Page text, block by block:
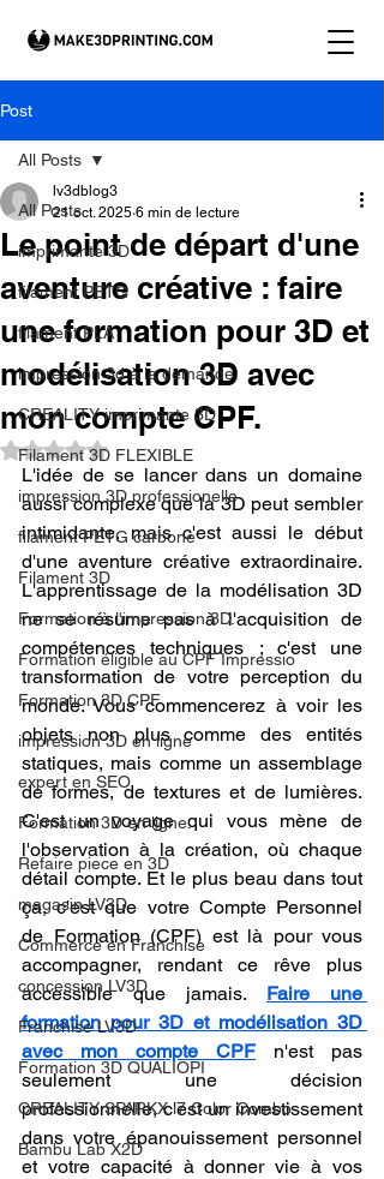
Post
All Posts
imprimante 3D
filament PETG
filament PLA
impression 3d à la demande.
CREALITY imprimante 3D
Filament 3D FLEXIBLE
impression 3D professionelle
filament PETG carbone
Filament 3D
Formation à l'impression 3D.
Formation éligible au CPF Impressio
Formation 3D CPF
impression 3D en ligne
expert en SEO
Formation 3D en ligne.
Refaire piece en 3D
magasin LV3D
Commerce en Franchise
concession LV3D
Franchise LV3D
Formation 3D QUALIOPI
CREALITY SPARKX i7 Color Combo
Bambu Lab X2D
All Posts
Le point de départ d'une
aventure créative : faire
une formation pour 3D et
modélisation 3D avec
mon compte CPF.
lv3dblog3
21 oct. 2025 6 min de lecture
Noté NaN étoiles sur 5.
L'idée de se lancer dans un domaine
aussi complexe que la 3D peut sembler
intimidante, mais c'est aussi le début
d'une aventure créative extraordinaire.
L'apprentissage de la modélisation 3D
ne se résume pas à l'acquisition de
compétences techniques ; c'est une
transformation de votre perception du
monde. Vous commencerez à voir les
objets non plus comme des entités
statiques, mais comme un assemblage
de formes, de textures et de lumières.
C'est un voyage qui vous mène de
l'observation à la création, où chaque
détail compte. Et le plus beau dans tout
ça, c'est que votre Compte Personnel
de Formation (CPF) est là pour vous
accompagner, rendant ce rêve plus
accessible que jamais. Faire une
formation pour 3D et modélisation 3D
avec mon compte CPF n'est pas
seulement une décision
professionnelle, c'est un investissement
dans votre épanouissement personnel
et votre capacité à donner vie à vos